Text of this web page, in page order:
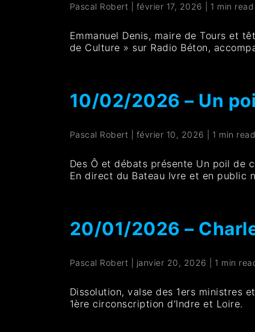
Pascal Robert février 17, 2026 1 min read
Emmanuel Denis, maire de Tours et
de Culture » sur Radio Béton,
10/02/2026 – Un
Pascal Robert février 10, 2026 1 min read
Des Ô et débats présente Un poil de
En direct du Bateau Ivre et en public
20/01/2026 –
Pascal Robert janvier 20, 2026 1 min
Dissolution, valse des 1ers ministres
1ère circonscription d’Indre et Loire.